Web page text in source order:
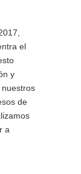
el
y
de
a